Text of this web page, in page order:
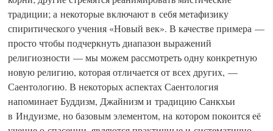
традиции; а некоторые включают в себя метафизику
спиритического учения «Новый век». В качестве примера —
просто чтобы подчеркнуть диапазон выражений
религиозности — мы можем рассмотреть одну конкретную
новую религию, которая отличается от всех других, —
Саентологию. В некоторых аспектах Саентология
напоминает Буддизм, Джайнизм и традицию Санкхьи
в Индуизме, но базовым элементом, на котором покоится её